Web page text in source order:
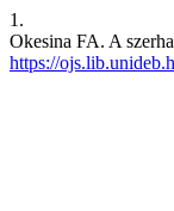
1.
Okesina FA. A
https://